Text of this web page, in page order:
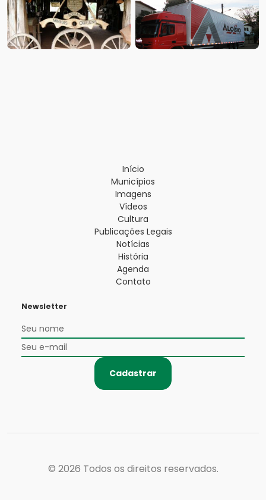
Início
Municípios
Imagens
Vídeos
Cultura
Publicações Legais
Notícias
História
Agenda
Contato
Newsletter
Cadastrar
© 2026 Todos os direitos reservados.